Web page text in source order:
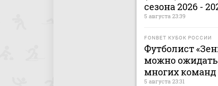
сезона 2026 -
5 августа 23:39
FONBET КУБОК РОССИИ
Футболист
можно
многих команд
5 августа 23:31